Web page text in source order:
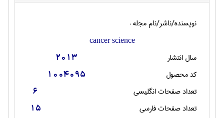
نویسنده/ناشر/نام مجله :
cancer science
سال انتشار 2013
کد محصول 1004095
تعداد صفحات انگليسی 6
تعداد صفحات فارسی 15